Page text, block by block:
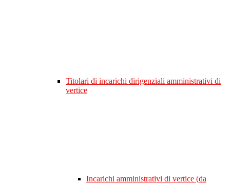
Titolari di incarichi dirigenziali amministrativi di
vertice
Incarichi amministrativi di vertice (da